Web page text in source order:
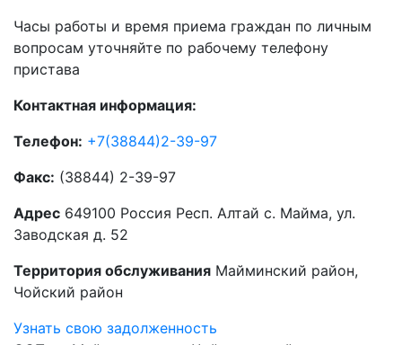
Часы работы и время приема граждан по личным
вопросам уточняйте по рабочему телефону
пристава
Контактная информация:
Телефон: +7(38844)2-39-97
Факс: (38844) 2-39-97
Адрес 649100 Россия Респ. Алтай с. Майма, ул.
Заводская д. 52
Территория обслуживания Майминский район,
Чойский район
Узнать свою задолженность